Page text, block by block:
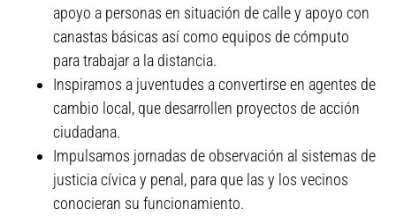
apoyo a personas en situación de calle y apoyo con
canastas básicas así como equipos de cómputo
para trabajar a la distancia.
Inspiramos a juventudes a convertirse en agentes de
cambio local, que desarrollen proyectos de acción
ciudadana.
Impulsamos jornadas de observación al sistemas de
justicia cívica y penal, para que las y los vecinos
conocieran su funcionamiento.